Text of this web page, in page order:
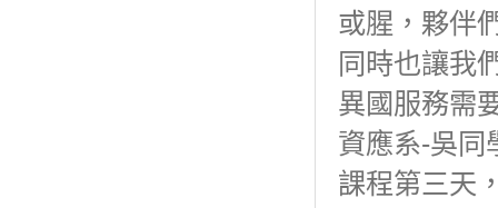
或腥，夥伴
同時也讓我
異國服務需
資應系-吳同
課程第三天